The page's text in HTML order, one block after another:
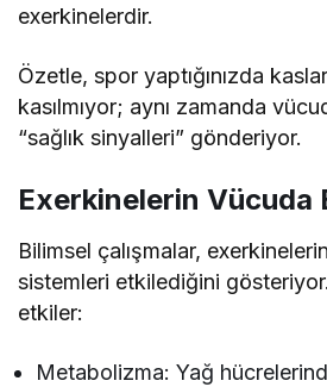
exerkinelerdir.
Özetle, spor yaptığınızda
kasılmıyor; aynı zamanda
“sağlık sinyalleri” gönderiyor.
Exerkinelerin Vücuda
Bilimsel çalışmalar,
sistemleri etkilediğini
etkiler:
Metabolizma: Yağ